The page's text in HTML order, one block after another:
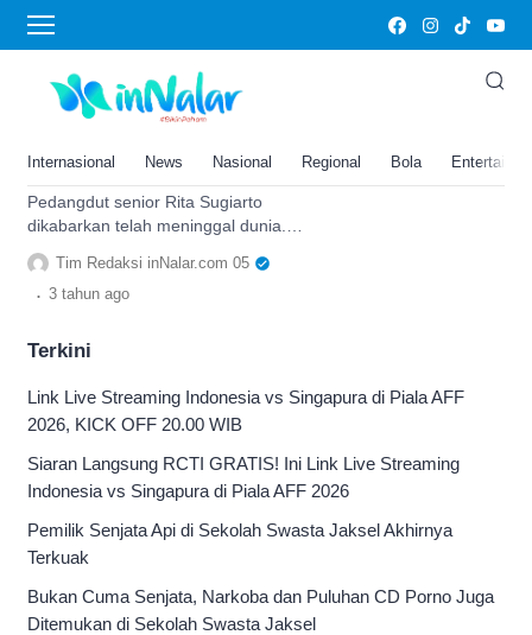
Internasional News Nasional Regional Bola
Pedangdut senior
Cek Fakta: Innalillahi, Panggung
Dangdut Kembali Berduka Rita
Rahmatullah
Pedangdut senior Rita Sugiarto
dikabarkan telah meninggal dunia.
Berikut kami ungkapkan kebenaran
berita yang beredar tersebut.
Tim Redaksi inNalar.com 05
. 3 tahun ago
Terkini
Link Live Streaming Indonesia vs Singapura di Piala AFF
2026, KICK OFF 20.00 WIB
Siaran Langsung RCTI GRATIS! Ini Link Live Streaming
Indonesia vs Singapura di Piala AFF 2026
Pemilik Senjata Api di Sekolah Swasta Jaksel Akhirnya
Terkuak
Bukan Cuma Senjata, Narkoba dan Puluhan CD Porno Juga
Ditemukan di Sekolah Swasta Jaksel